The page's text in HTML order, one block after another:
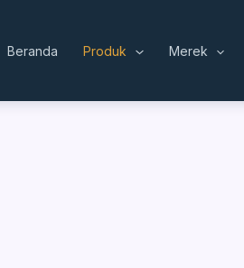
Beranda Produk Merek